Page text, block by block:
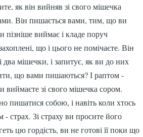
як він вийняв зі свого мішечка
Він пишається вами, тим, що ви
пізніше виймає і кладе поруч
що і цього не помічаєте. Він
два мішечки, і запитує, як ви до них
що вами пишаються? І раптом -
виймаєте зі свого мішечка сором.
пишатися собою, і навіть коли хтось
страх. Зі страху ви просите його
цю гордість, ви не готові її поки що